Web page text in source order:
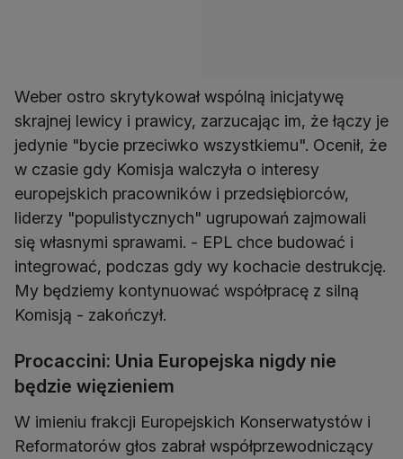
Weber ostro skrytykował wspólną inicjatywę
skrajnej lewicy i prawicy, zarzucając im, że łączy je
jedynie "bycie przeciwko wszystkiemu". Ocenił, że
w czasie gdy Komisja walczyła o interesy
europejskich pracowników i przedsiębiorców,
liderzy "populistycznych" ugrupowań zajmowali
się własnymi sprawami. - EPL chce budować i
integrować, podczas gdy wy kochacie destrukcję.
My będziemy kontynuować współpracę z silną
Komisją - zakończył.
Procaccini: Unia Europejska nigdy nie
będzie więzieniem
W imieniu frakcji Europejskich Konserwatystów i
Reformatorów głos zabrał współprzewodniczący